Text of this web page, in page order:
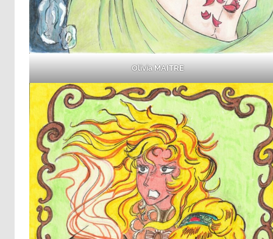
Olivia MAITRE